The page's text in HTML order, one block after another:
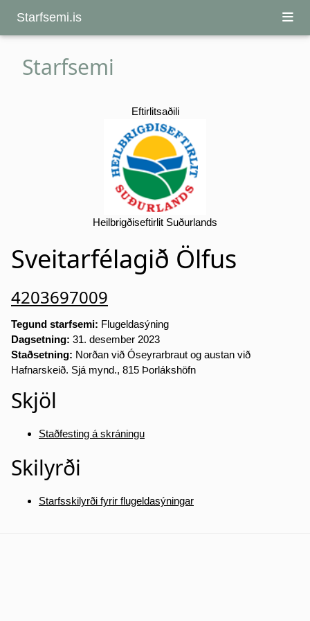
Starfsemi.is
Starfsemi
Eftirlitsaðili
Heilbrigðiseftirlit Suðurlands
Sveitarfélagið Ölfus
4203697009
Tegund starfsemi: Flugeldasýning
Dagsetning: 31. desember 2023
Staðsetning: Norðan við Óseyrarbraut og austan við
Hafnarskeið. Sjá mynd., 815 Þorlákshöfn
Skjöl
Staðfesting á skráningu
Skilyrði
Starfsskilyrði fyrir flugeldasýningar